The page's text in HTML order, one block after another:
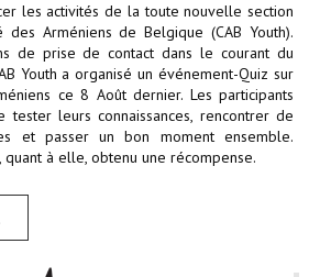
les activités de la toute nouvelle section
des Arméniens de Belgique (CAB Youth).
de prise de contact dans le courant du
Youth a organisé un événement-Quiz sur
ce 8 Août dernier. Les participants
tester leurs connaissances, rencontrer de
et passer un bon moment ensemble.
quant à elle, obtenu une récompense.